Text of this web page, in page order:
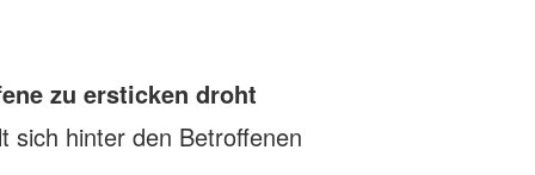
zu ersticken droht
sich hinter den Betroffenen